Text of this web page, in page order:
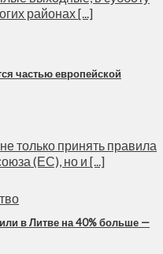
районах [...]
частью европейской
только принять правила
(ЕС), но и [...]
в Литве на 40% больше —